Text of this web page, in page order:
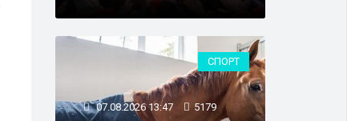
СПОРТ
07.08.2026 13:47 5179